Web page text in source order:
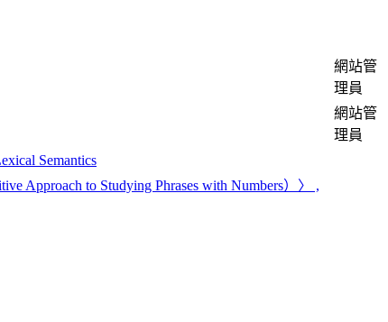
網站管
理員
網站管
理員
Semantics
Approach to Studying Phrases with Numbers）〉 ,